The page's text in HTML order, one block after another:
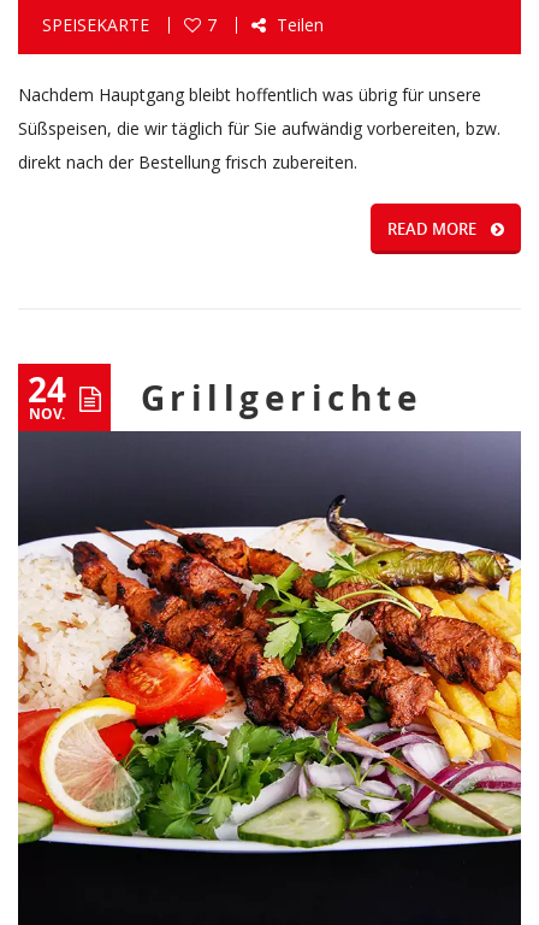
SPEISEKARTE 7 Teilen
Nachdem Hauptgang bleibt hoffentlich was übrig für unsere
Süßspeisen, die wir täglich für Sie aufwändig vorbereiten, bzw.
direkt nach der Bestellung frisch zubereiten.
READ MORE
24
NOV. Grillgerichte